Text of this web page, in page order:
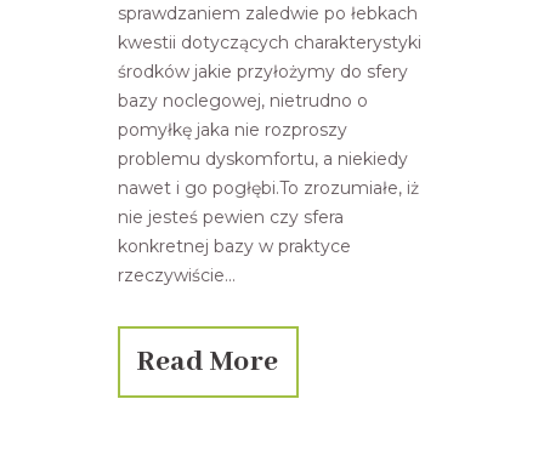
sprawdzaniem zaledwie po łebkach
kwestii dotyczących charakterystyki
środków jakie przyłożymy do sfery
bazy noclegowej, nietrudno o
pomyłkę jaka nie rozproszy
problemu dyskomfortu, a niekiedy
nawet i go pogłębi.To zrozumiałe, iż
nie jesteś pewien czy sfera
konkretnej bazy w praktyce
rzeczywiście...
Read More